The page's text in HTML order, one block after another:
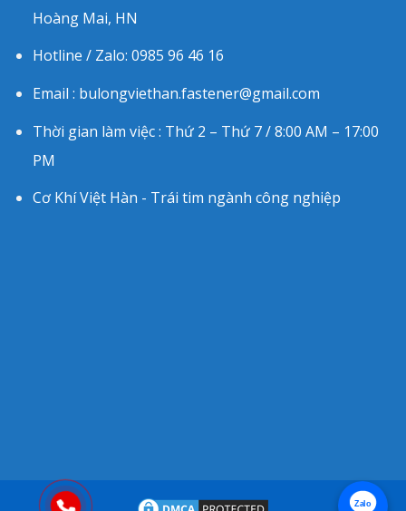
Hoàng Mai, HN
Hotline / Zalo: 0985 96 46 16
Email : bulongviethan.fastener@gmail.com
Thời gian làm việc : Thứ 2 – Thứ 7 / 8:00 AM – 17:00
PM
Cơ Khí Việt Hàn - Trái tim ngành công nghiệp
Zalo